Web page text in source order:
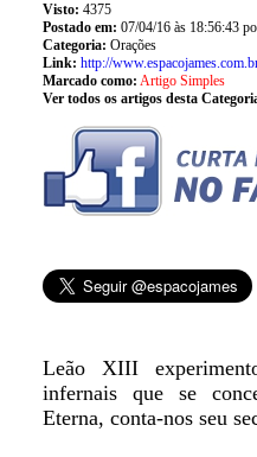
Visto: 4375
Postado em: 07/04/16 às 18:56:43
Categoria: Orações
Link: http://
Marcado como: Artigo Simples
Ver todos os artigos desta
Leão XIII
infernais que se
Eterna, conta-nos seu